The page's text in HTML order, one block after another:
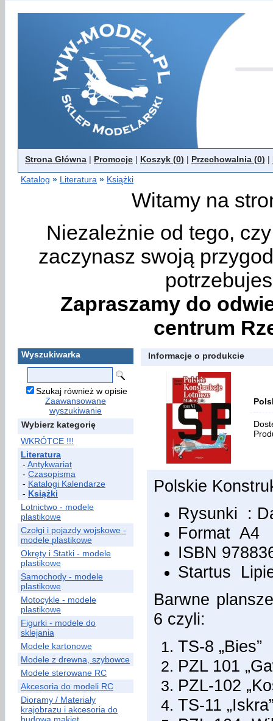
Strona Główna | Promocje | Koszyk (0) | Przechowalnia (0) |
Katalog » Literatura » Książki
Witamy na
Niezależnie od tego,
zaczynasz swoją
Zapraszamy do
centrum
Wyszukiwarka
Szukaj również w opisie
Zaawansowane
wyszukiwanie
Wybierz kategorię
WKRÓTCE !!!
Literatura
- Antykwariat
- Czasopisma
- Katalogi Kalendarze
- Książki
Lotnictwo - modele
plastikowe
Czołgi i pojazdy wojskowe -
modele plastikowe
Okręty i Statki - modele
plastikowe
Samochody - modele
plastikowe
Motocykle - modele
plastikowe
Figurki - modele do
sklejania
Modele kartonowe
Modele z drewna, szybowce
Modele sterowane RC
Akcesoria do modeli RC
Dioramy / Materiały
krajobrazu i akcesoria do
Informacje o produkcie
Polskie
Rysunki :
Format A4
ISBN
Startus
Barwne
6 czyli:
TS-8 „Bies”
PZL 101
PZL-102
TS-11